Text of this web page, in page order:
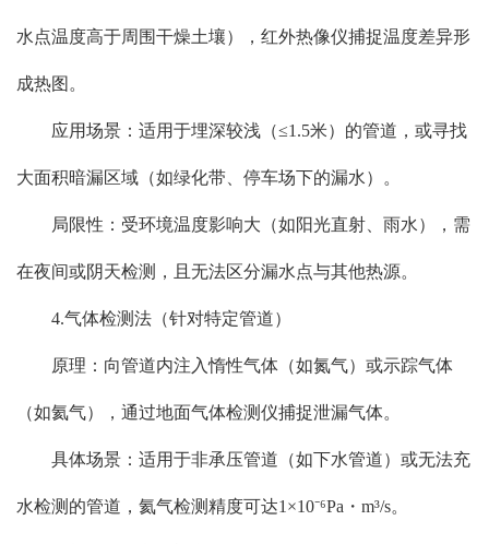
水点温度高于周围干燥土壤），红外热像仪捕捉温度差异形
成热图。
应用场景：适用于埋深较浅（≤1.5米）的管道，或寻找
大面积暗漏区域（如绿化带、停车场下的漏水）。
局限性：受环境温度影响大（如阳光直射、雨水），需
在夜间或阴天检测，且无法区分漏水点与其他热源。
4.气体检测法（针对特定管道）
原理：向管道内注入惰性气体（如氮气）或示踪气体
（如氦气），通过地面气体检测仪捕捉泄漏气体。
具体场景：适用于非承压管道（如下水管道）或无法充
水检测的管道，氦气检测精度可达1×10⁻⁶Pa・m³/s。